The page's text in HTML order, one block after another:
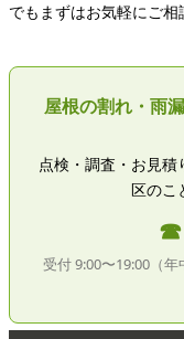
でもまずはお気軽にご相
屋根の割れ・雨
点検・調査・お見
区のこ
☎
受付 9:00〜19:00（